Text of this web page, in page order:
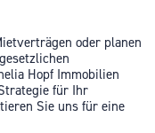
oder planen
Hopf Immobilien
für Ihr
Sie uns für eine